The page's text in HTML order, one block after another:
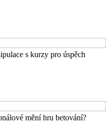
s kurzy pro úspěch
mění hru betování?